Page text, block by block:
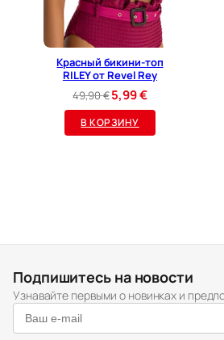
Красный бикини-топ
RILEY от Revel Rey
49,90€Первоначальная
цена
составляла
5,99€Текущая
цена:
В КОРЗИНУ
Подпишитесь на новости
Узнавайте первыми о новинках и